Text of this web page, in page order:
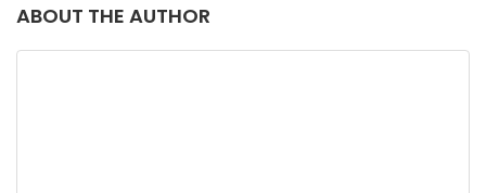
ABOUT THE AUTHOR